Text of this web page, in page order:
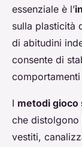
essenziale è l’
sulla plasticità
di abitudini
consente di
I metodi gioco
che distolgono
vestiti,